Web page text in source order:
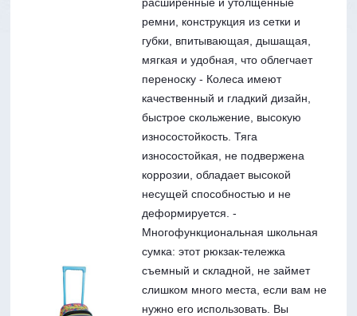
ремни, конструкция из сетки и
губки, впитывающая, дышащая,
мягкая и удобная, что облегчает
переноску - Колеса имеют
качественный и гладкий дизайн,
быстрое скольжение, высокую
износостойкость. Тяга
износостойкая, не подвержена
коррозии, обладает высокой
несущей способностью и не
деформируется. -
Многофункциональная школьная
сумка: этот рюкзак-тележка
съемный и складной, не займет
слишком много места, если вам не
нужно его использовать. Вы